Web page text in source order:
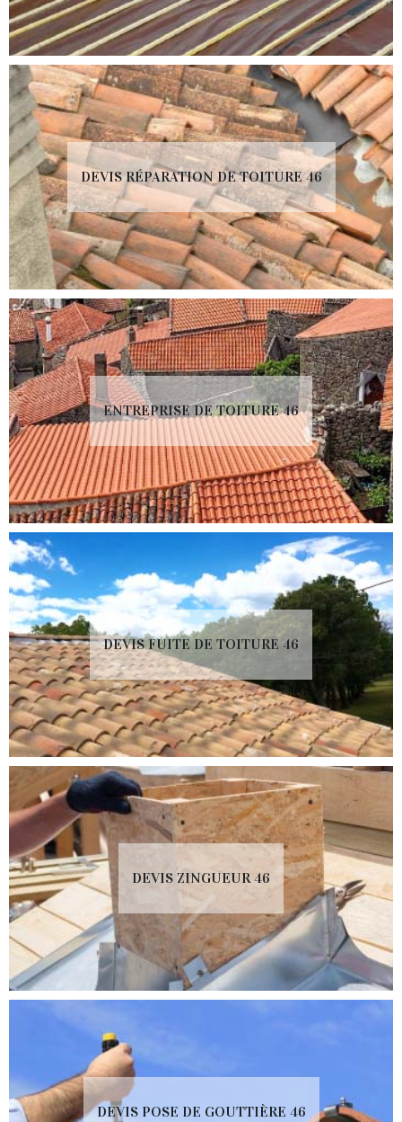
DEVIS RÉPARATION DE TOITURE 46
ENTREPRISE DE TOITURE 46
DEVIS FUITE DE TOITURE 46
DEVIS ZINGUEUR 46
DEVIS POSE DE GOUTTIÈRE 46